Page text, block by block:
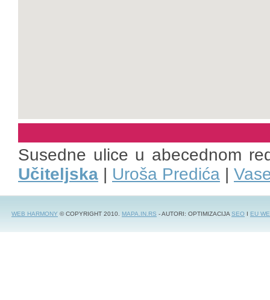
Susedne ulice u abecednom
Učiteljska | Uroša Predića |
WEB HARMONY © COPYRIGHT 2010. MAPA.IN.RS - AUTORI: OPTIMIZACIJASEO I EU